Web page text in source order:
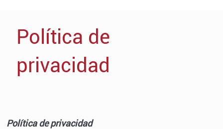
Política de
privacidad
Política de privacidad